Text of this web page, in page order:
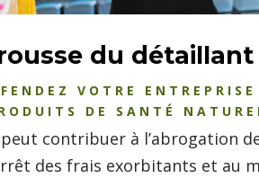
du détaillant
VOTRE ENTREPRISE
DE SANTÉ
contribuer à l’abrogation
des frais exorbitants et au